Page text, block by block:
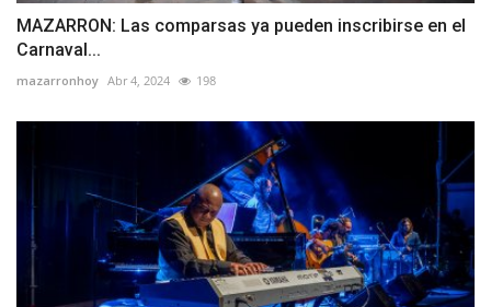
MAZARRON: Las comparsas ya pueden inscribirse en el
Carnaval...
mazarronhoy Abr 4, 2024 198